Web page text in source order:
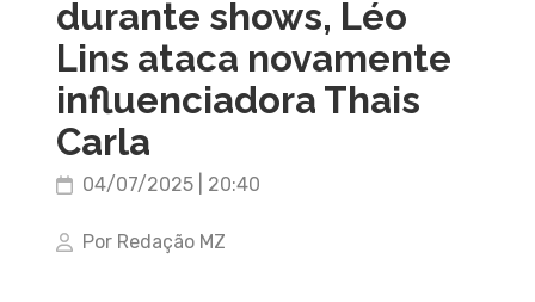
durante shows, Léo
Lins ataca novamente
influenciadora Thais
Carla
04/07/2025 | 20:40
Por Redação MZ